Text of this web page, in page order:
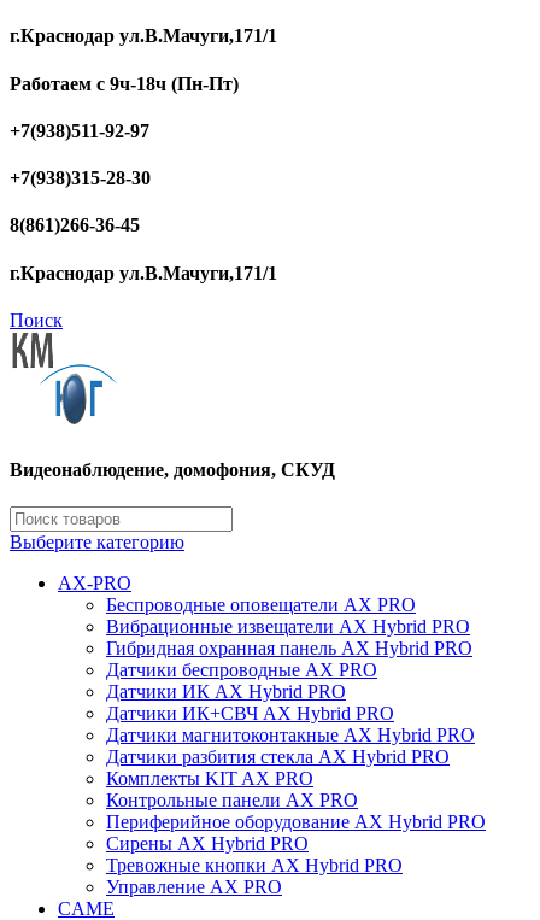
г.Краснодар ул.В.Мачуги,171/1
Работаем с 9ч-18ч (Пн-Пт)
+7(938)511-92-97
+7(938)315-28-30
8(861)266-36-45
г.Краснодар ул.В.Мачуги,171/1
Поиск
Видеонаблюдение, домофония, СКУД
Выберите категорию
AX-PRO
Беспроводные оповещатели AX PRO
Вибрационные извещатели AX Hybrid PRO
Гибридная охранная панель AX Hybrid PRO
Датчики беспроводные AX PRO
Датчики ИК AX Hybrid PRO
Датчики ИК+СВЧ AX Hybrid PRO
Датчики магнитоконтакные AX Hybrid PRO
Датчики разбития стекла AX Hybrid PRO
Комплекты KIT AX PRO
Контрольные панели AX PRO
Периферийное оборудование AX Hybrid PRO
Сирены AX Hybrid PRO
Тревожные кнопки AX Hybrid PRO
Управление AX PRO
CAME